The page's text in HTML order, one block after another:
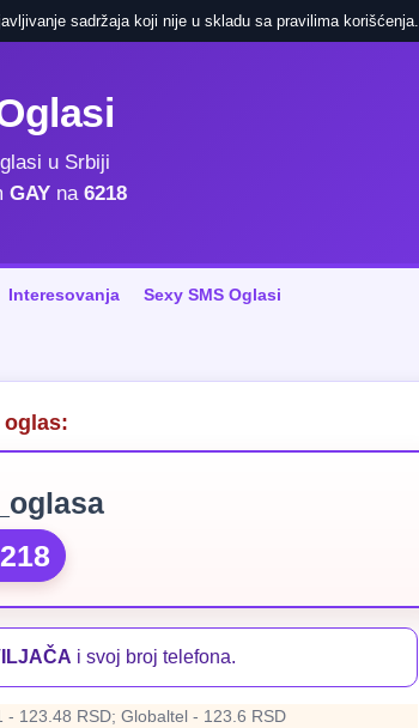
sadržaja koji nije u skladu sa pravilima korišćenja.
u Srbiji
GAYna 6218
Interesovanja Sexy SMS Oglasi
oglas:
i svoj broj telefona.
123.48 RSD; Globaltel - 123.6 RSD